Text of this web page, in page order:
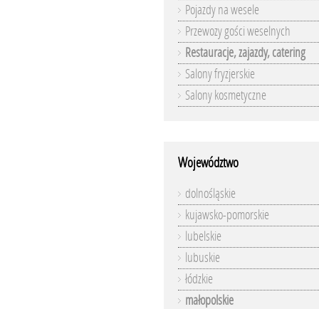
Pojazdy na wesele
Przewozy gości weselnych
Restauracje, zajazdy, catering
Salony fryzjerskie
Salony kosmetyczne
Województwo
dolnośląskie
kujawsko-pomorskie
lubelskie
lubuskie
łódzkie
małopolskie